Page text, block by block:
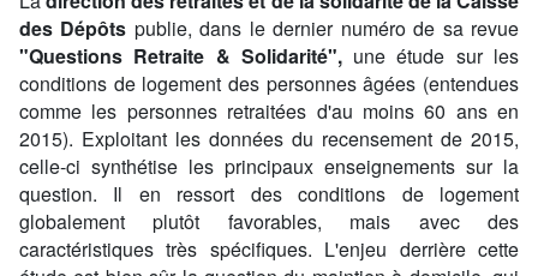
des Dépôts publie, dans le dernier numéro de sa revue
"Questions Retraite & Solidarité",une étude sur les
conditions de logement des personnes âgées (entendues
comme les personnes retraitées d'au moins 60 ans en
2015). Exploitant les données du recensement de 2015,
celle-ci synthétise les principaux enseignements sur la
question. Il en ressort des conditions de logement
globalement plutôt favorables, mais avec des
caractéristiques très spécifiques. L'enjeu derrière cette